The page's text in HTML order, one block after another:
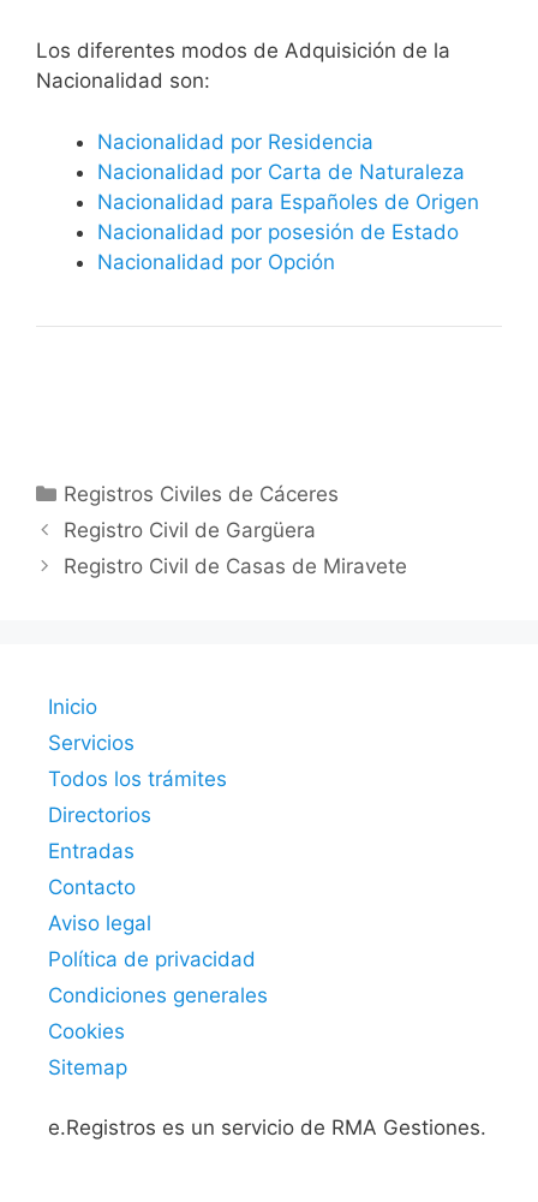
​​​Los diferentes modos de Adquisición de la
Nacionalidad son:
Nacionalidad por Residencia
Nacionalidad por Carta de Naturaleza
Nacionalidad para Españoles de Origen
Nacionalidad por posesión de Estado
Nacionalidad por Opción
Categorías
Registros Civiles de Cáceres
Registro Civil de Gargüera
Registro Civil de Casas de Miravete
Inicio
Servicios
Todos los trámites
Directorios
Entradas
Contacto
Aviso legal
Política de privacidad
Condiciones generales
Cookies
Sitemap
e.Registros es un servicio de RMA Gestiones.